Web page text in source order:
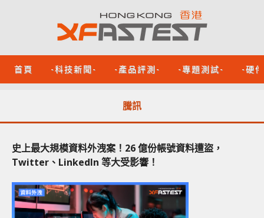
首頁 -科技新聞- -產品評測- -專題測試- -硬
騰訊
史上最大規模資料外洩案！26 億份帳號資料遭盜，
Twitter、LinkedIn 等大受影響！